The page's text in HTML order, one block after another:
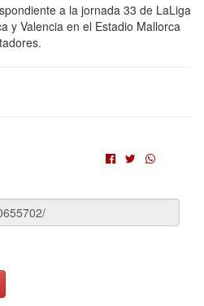
a la jornada 33 de LaLiga
y Valencia en el Estadio Mallorca